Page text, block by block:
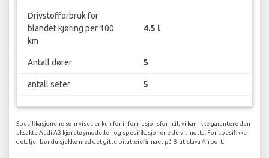
Drivstofforbruk for
blandet kjøring per 100
km
4.5 l
Antall dører 5
antall seter 5
Spesifikasjonene som vises er kun for informasjonsformål, vi kan ikke garantere den
eksakte Audi A3 kjøretøymodellen og spesifikasjonene du vil motta. For spesifikke
detaljer bør du sjekke med det gitte bilutleiefirmaet på Bratislava Airport.